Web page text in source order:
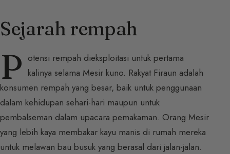
Sejarah rempah
P otensi rempah dieksploitasi untuk pertama
kalinya selama Mesir kuno. Rakyat Firaun adalah
konsumen rempah yang besar, baik untuk penggunaan
dalam kehidupan sehari-hari maupun untuk
pembalseman dalam upacara pemakaman. Orang Mesir
yang lebih kaya membakar kayu manis di rumah mereka
untuk melawan bau busuk yang berasal dari jalan-jalan.